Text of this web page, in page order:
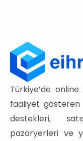
Türkiye’de
faaliyet gösteren
destekleri,
pazaryerleri ve